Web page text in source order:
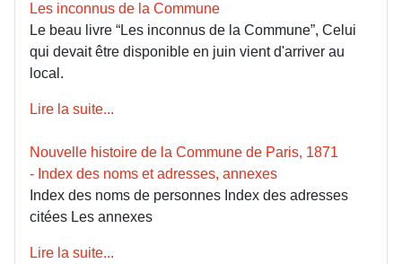
Les inconnus de la Commune
Le beau livre “Les inconnus de la Commune”, Celui
qui devait être disponible en juin vient d'arriver au
local.
Lire la suite...
Nouvelle histoire de la Commune de Paris, 1871
- Index des noms et adresses, annexes
Index des noms de personnes Index des adresses
citées Les annexes
Lire la suite...